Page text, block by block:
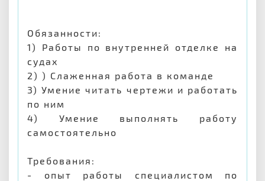
Обязанности:
1) Работы по внутренней отделке на
судах
2) ) Слаженная работа в команде
3) Умение читать чертежи и работать
по ним
4) Умение выполнять работу
самостоятельно
Требования:
- опыт работы специалистом по